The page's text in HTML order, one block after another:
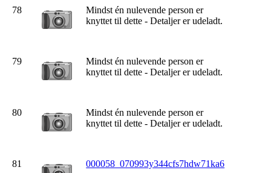
78
Mindst én nulevende person er
knyttet til dette - Detaljer er udeladt.
79
Mindst én nulevende person er
knyttet til dette - Detaljer er udeladt.
80
Mindst én nulevende person er
knyttet til dette - Detaljer er udeladt.
81 000058_070993y344cfs7hdw71ka6